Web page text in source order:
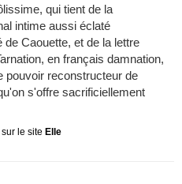
qui tient de la
intime aussi éclaté
Caouette, et de la lettre
en français damnation,
pouvoir reconstructeur de
s'offre sacrificiellement
le site Elle